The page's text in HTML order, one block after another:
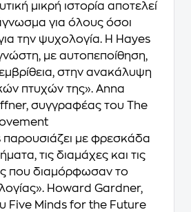
μικρή ιστορία αποτελεί
για όλους όσοι
την ψυχολογία. Η Hayes
με αυτοπεποίθηση,
στην ανακάλυψη
πτυχών της». Anna
συγγραφέας του The
με φρεσκάδα
τις διαμάχες και τις
που διαμόρφωσαν το
Howard Gardner,
Five Minds for the Future